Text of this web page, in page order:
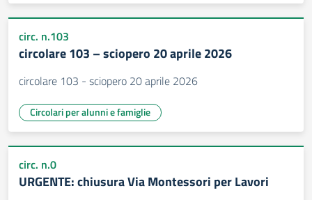
circ. n.103
circolare 103 – sciopero 20 aprile 2026
circolare 103 - sciopero 20 aprile 2026
Circolari per alunni e famiglie
circ. n.0
URGENTE: chiusura Via Montessori per Lavori